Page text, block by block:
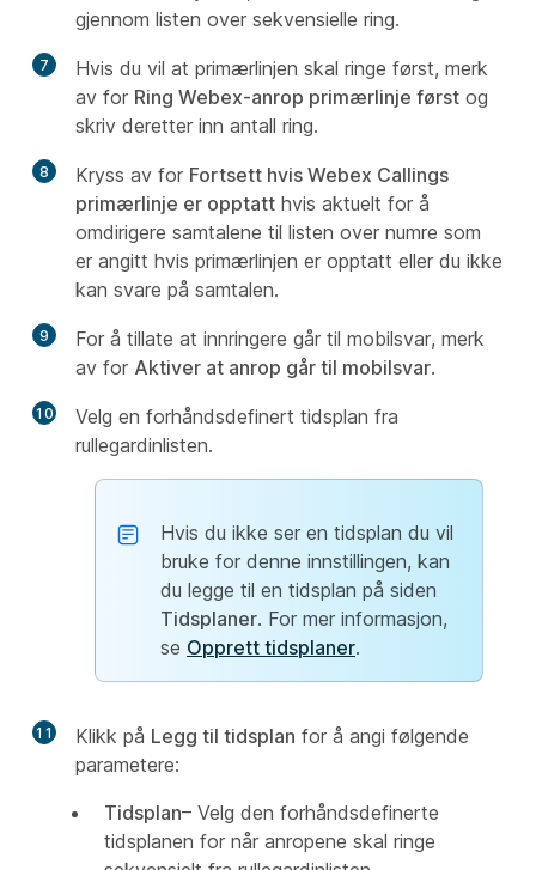
gjennom listen over sekvensielle ring.
7
Hvis du vil at primærlinjen skal ringe først, merk
av for Ring Webex-anrop primærlinje først og
skriv deretter inn antall ring.
8 Kryss av for Fortsett hvis Webex Callings
primærlinje er opptatt hvis aktuelt for å
omdirigere samtalene til listen over numre som
er angitt hvis primærlinjen er opptatt eller du ikke
kan svare på samtalen.
9
For å tillate at innringere går til mobilsvar, merk
av for Aktiver at anrop går til mobilsvar.
10
Velg en forhåndsdefinert tidsplan fra
rullegardinlisten.
Hvis du ikke ser en tidsplan du vil
bruke for denne innstillingen, kan
du legge til en tidsplan på siden
Tidsplaner. For mer informasjon,
se Opprett tidsplaner.
11 Klikk på Legg til tidsplan for å angi følgende
parametere:
Tidsplan– Velg den forhåndsdefinerte
tidsplanen for når anropene skal ringe